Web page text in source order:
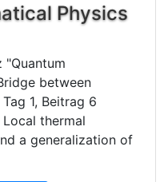
Physics
"Quantum
between
1, Beitrag 6
thermal
a generalization of